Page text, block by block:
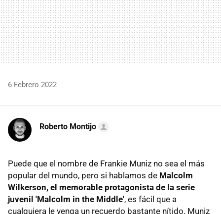
6 Febrero 2022
Roberto Montijo
Puede que el nombre de Frankie Muniz no sea el más
popular del mundo, pero si hablamos de Malcolm
Wilkerson, el memorable protagonista de la serie
juvenil 'Malcolm in the Middle', es fácil que a
cualquiera le venga un recuerdo bastante nítido. Muniz